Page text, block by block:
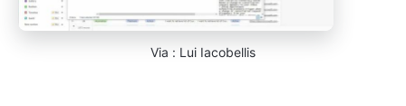
Via : Lui Iacobellis